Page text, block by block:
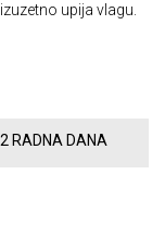
upija vlagu.
RADNA DANA